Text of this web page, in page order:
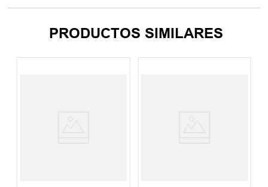
PRODUCTOS SIMILARES